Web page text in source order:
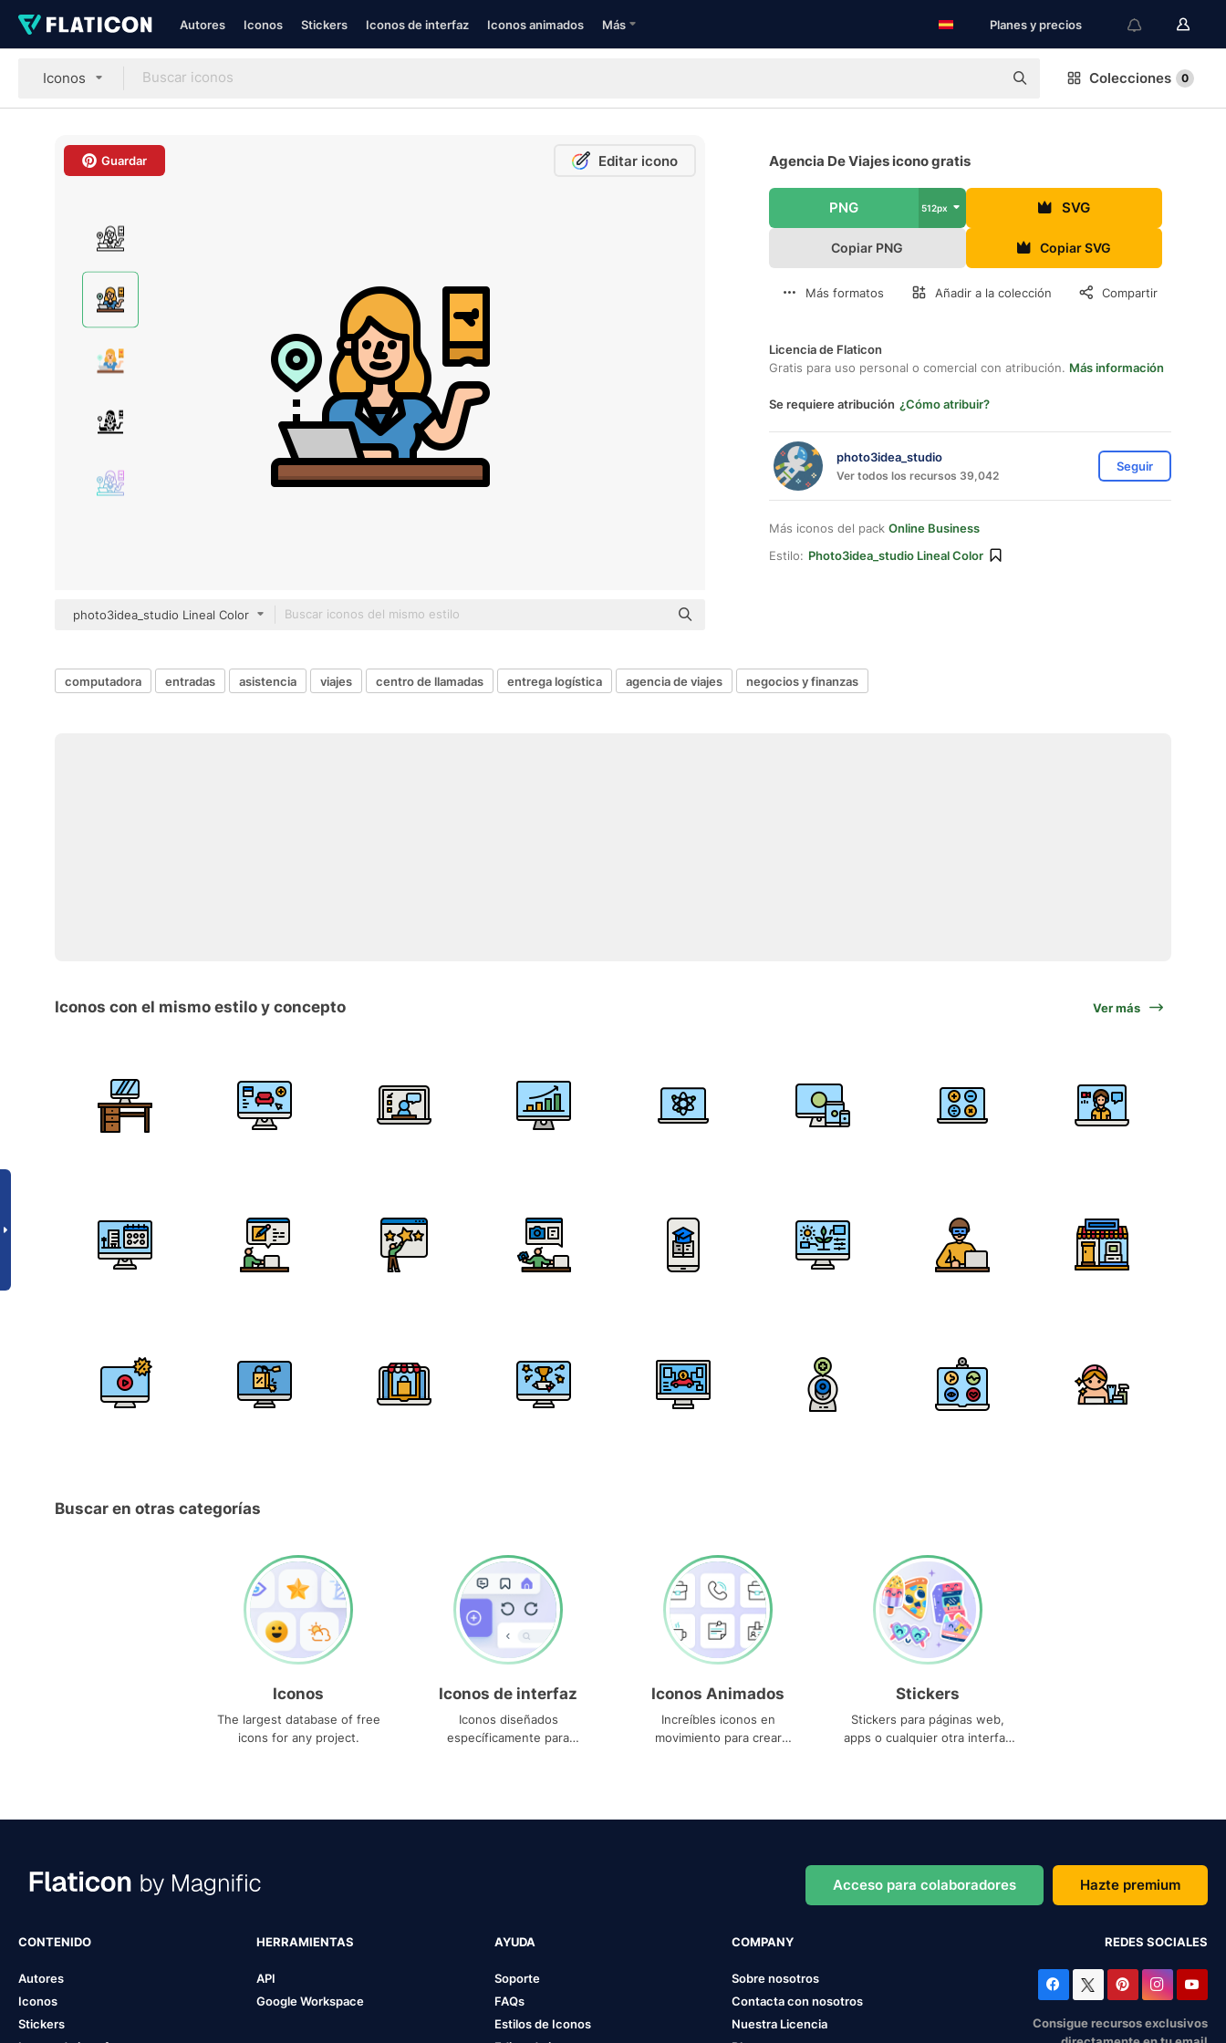
Autores Iconos Stickers Iconos de interfaz Iconos animados Más Planes y precios
Iconos Colecciones 0
Guardar Editar icono
photo3idea_studio Lineal Color
Agencia De Viajes icono gratis
PNG 512px SVG
Copiar PNG Copiar SVG
Más formatos Añadir a la colección Compartir
Licencia de Flaticon
Gratis para uso personal o comercial con atribución. Más información
Se requiere atribución ¿Cómo atribuir?
photo3idea_studio
Ver todos los recursos 39,042
Seguir
Más iconos del pack Online Business
Estilo: Photo3idea_studio Lineal Color
computadora entradas asistencia viajes centro de llamadas entrega logística agencia de viajes negocios y finanzas
Iconos con el mismo estilo y concepto Ver más
Buscar en otras categorías
Iconos
The largest database of free
icons for any project.
Iconos de interfaz
Iconos diseñados
específicamente para
Iconos Animados
Increíbles iconos en
movimiento para crear
Stickers
Stickers para páginas web,
apps o cualquier otra interfaz
Acceso para colaboradores Hazte premium
CONTENIDO
Autores
Iconos
Stickers
HERRAMIENTAS
API
Google Workspace
AYUDA
Soporte
FAQs
Estilos de Iconos
COMPANY
Sobre nosotros
Contacta con nosotros
Nuestra Licencia
REDES SOCIALES
Consigue recursos exclusivos